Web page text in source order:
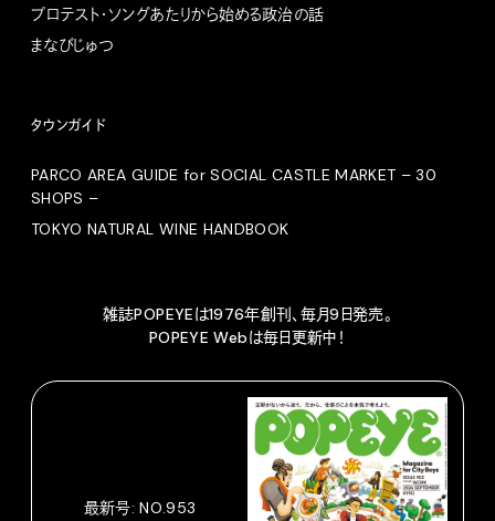
プロテスト・ソングあたりから始める政治の話
まなびじゅつ
タウンガイド
PARCO AREA GUIDE for SOCIAL CASTLE MARKET – 30
SHOPS –
TOKYO NATURAL WINE HANDBOOK
雑誌POPEYEは1976年創刊、毎月9日発売。
POPEYE Webは毎日更新中！
最新号: NO.953